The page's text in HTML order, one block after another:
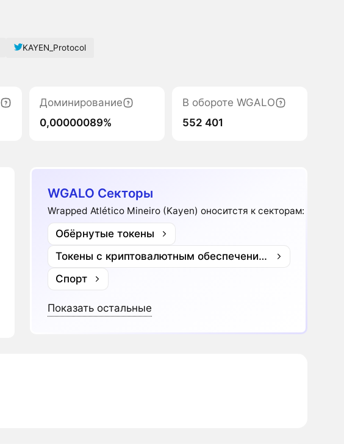
KAYEN_Protocol
Доминирование
0,00000089%
В обороте WGALO
552 401
WGALO Секторы
Wrapped Atlético Mineiro (Kayen) оноситстя к секторам:
Обёрнутые токены
Токены с криптовалютным обеспечением
Спорт
Показать остальные